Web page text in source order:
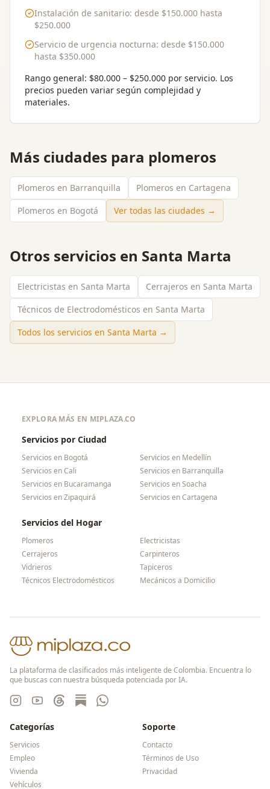
Instalación de sanitario: desde $150.000 hasta
$250.000
Servicio de urgencia nocturna: desde $150.000
hasta $350.000
Rango general: $80.000 – $250.000 por servicio. Los
precios pueden variar según complejidad y
materiales.
Más ciudades para plomeros
Plomeros en Barranquilla
Plomeros en Cartagena
Plomeros en Bogotá
Ver todas las ciudades →
Otros servicios en Santa Marta
Electricistas en Santa Marta
Cerrajeros en Santa Marta
Técnicos de Electrodomésticos en Santa Marta
Todos los servicios en Santa Marta →
EXPLORA MÁS EN MIPLAZA.CO
Servicios por Ciudad
Servicios en Bogotá Servicios en Medellín
Servicios enCali Servicios en Barranquilla
Servicios en Bucaramanga Servicios enSoacha
Servicios enZipaquirá Servicios enCartagena
Servicios del Hogar
Plomeros
Electricistas
Cerrajeros
Carpinteros
Vidrieros
Tapiceros
Técnicos Electrodomésticos
Mecánicos a Domicilio
La plataforma de clasificados más inteligente de Colombia. Encuentra lo
que buscas con nuestra búsqueda potenciada por IA.
Categorías
Servicios
Empleo
Vivienda
Vehículos
Soporte
Contacto
Términos de Uso
Privacidad